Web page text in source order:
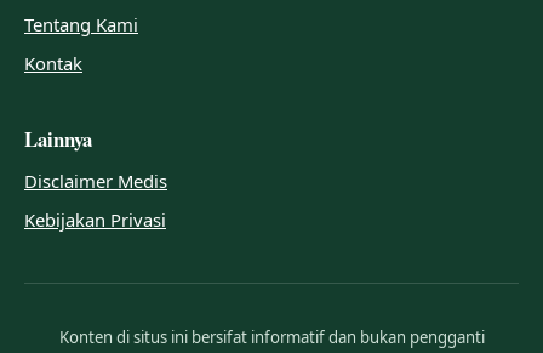
Tentang Kami
Kontak
Lainnya
Disclaimer Medis
Kebijakan Privasi
Konten di situs ini bersifat informatif dan bukan pengganti